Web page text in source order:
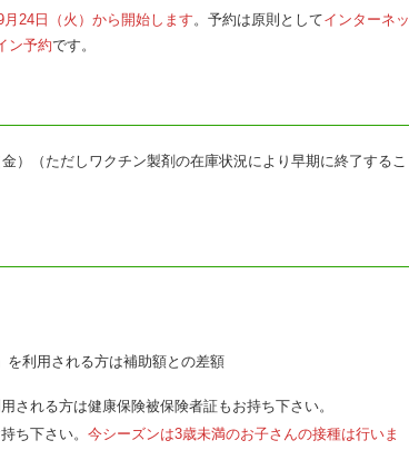
24日（火）から開始します。予約は原則としてインターネッ
ン予約です。
）（ただしワクチン製剤の在庫状況により早期に終了するこ
を利用される方は補助額との差額
される方は健康保険被保険者証もお持ち下さい。
ち下さい。 今シーズンは3歳未満のお子さんの接種は行いま